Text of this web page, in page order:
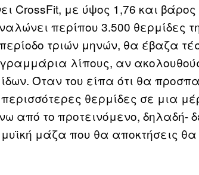
CrossFit, με ύψος 1,76 και βάρος
περίπου 3.500 θερμίδες
τριών μηνών, θα έβαζα
λίπους, αν
Όταν του είπα ότι θα
θερμίδες σε μια
από το προτεινόμενο, δηλαδή-
μάζα που θα αποκτήσεις θα